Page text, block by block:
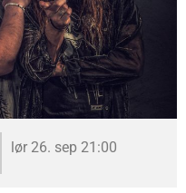
lør 26. sep 21:00